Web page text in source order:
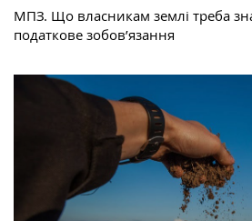
МПЗ. Що власникам землі треба
податкове зобов’язання